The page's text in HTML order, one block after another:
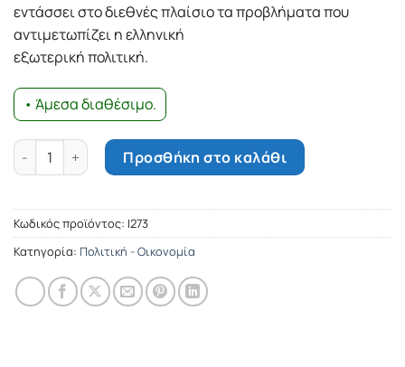
εντάσσει στο διεθνές πλαίσιο τα προβλήματα που
αντιμετωπίζει η ελληνική
εξωτερική πολιτική.
• Άμεσα διαθέσιμο.
Το τέλος των Βαλκανίων ποσότητα
Προσθήκη στο καλάθι
Κωδικός προϊόντος: Ι273
Κατηγορία: Πολιτική - Οικονομία